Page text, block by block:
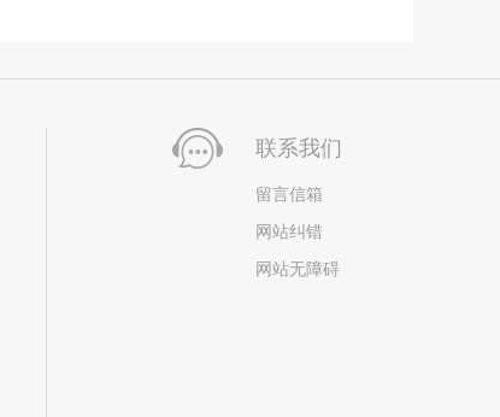
联系我们
留言信箱
网站纠错
网站无障碍